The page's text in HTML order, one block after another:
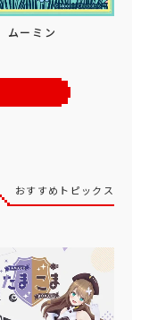
ムーミン
おすすめトピックス